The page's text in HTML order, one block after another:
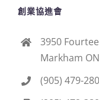
創業協進會
3950
Markham
(905) 479-